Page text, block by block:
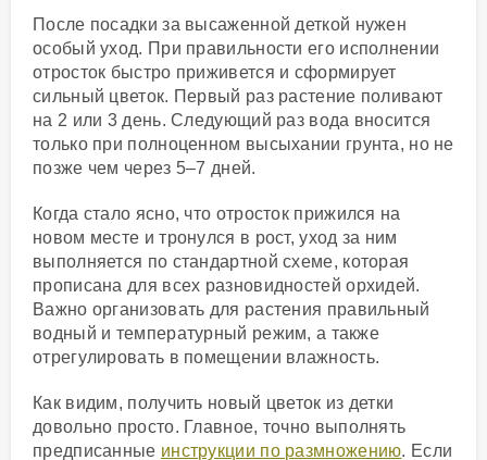
После посадки за высаженной деткой нужен
особый уход. При правильности его исполнении
отросток быстро приживется и сформирует
сильный цветок. Первый раз растение поливают
на 2 или 3 день. Следующий раз вода вносится
только при полноценном высыхании грунта, но не
позже чем через 5–7 дней.
Когда стало ясно, что отросток прижился на
новом месте и тронулся в рост, уход за ним
выполняется по стандартной схеме, которая
прописана для всех разновидностей орхидей.
Важно организовать для растения правильный
водный и температурный режим, а также
отрегулировать в помещении влажность.
Как видим, получить новый цветок из детки
довольно просто. Главное, точно выполнять
предписанные инструкции по размножению. Если